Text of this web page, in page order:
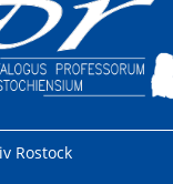
Rostock